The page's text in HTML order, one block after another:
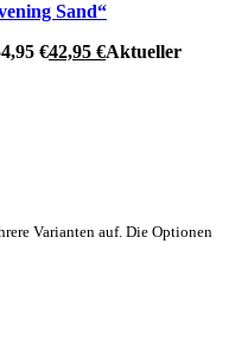
Sand“
€42,95 €Aktueller
Varianten auf. Die Optionen